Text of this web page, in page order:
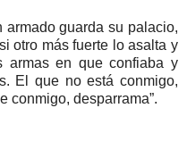
guarda su palacio,
otro más fuerte lo asalta y
armas en que confiaba y
El que no está conmigo,
conmigo, desparrama”.